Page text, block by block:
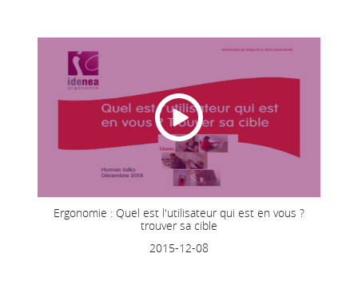
Ergonomie : Quel est l'utilisateur qui est en vous ?
trouver sa cible
2015-12-08